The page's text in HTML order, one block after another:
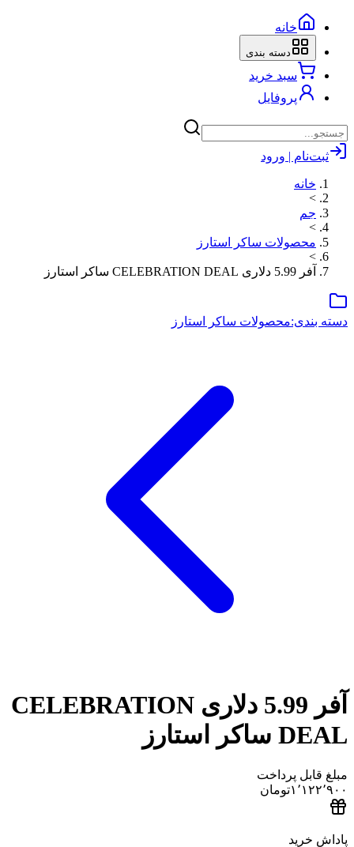
خانه
دسته بندی
سبد خرید
پروفایل
ثبت‌نام | ورود
خانه
>
جم
>
محصولات ساکر استارز
>
آفر 5.99 دلاری CELEBRATION DEAL ساکر استارز
دسته بندی:محصولات ساکر استارز
آفر 5.99 دلاری CELEBRATION
DEAL ساکر استارز
مبلغ قابل پرداخت
۱٬۱۲۲٬۹۰۰تومان
پاداش خرید